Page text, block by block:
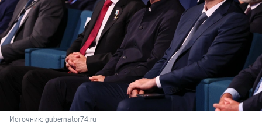
Источник: gubernator74.ru